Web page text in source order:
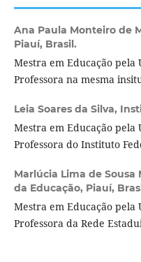
Ana Paula Monteiro de
Piauí, Brasil.
Mestra em Educação pela
Professora na mesma
Leia Soares da Silva,
Mestra em Educação pela
Professora do Instituto
Marlúcia Lima de Sousa
da Educação, Piauí,
Mestra em Educação pela
Professora da Rede